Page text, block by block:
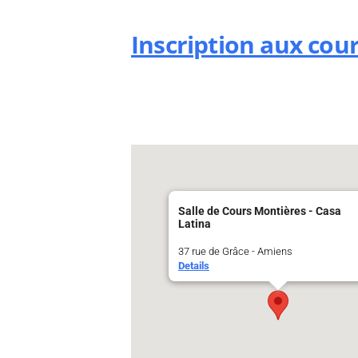
Inscription aux
Salle de Cours Montières - Casa
Latina
37 rue de Grâce - Amiens
Details